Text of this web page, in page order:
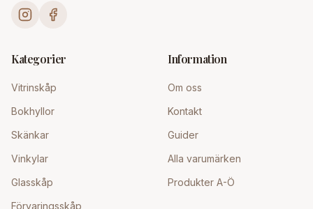
Kategorier
Vitrinskåp
Bokhyllor
Skänkar
Vinkylar
Glasskåp
Förvaringsskåp
Information
Om oss
Kontakt
Guider
Alla varumärken
Produkter A-Ö